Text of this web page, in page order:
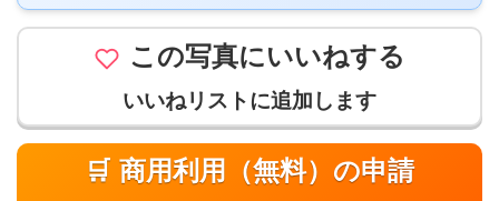
この写真にいいねする
いいねリストに追加します
🛒 商用利用（無料）の申請